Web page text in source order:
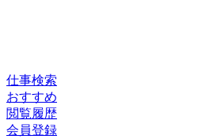
仕事検索
おすすめ
閲覧履歴
会員登録